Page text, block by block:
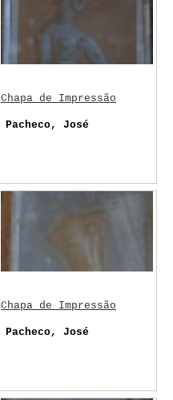
Chapa de Impressão
Pacheco, José
Chapa de Impressão
Pacheco, José